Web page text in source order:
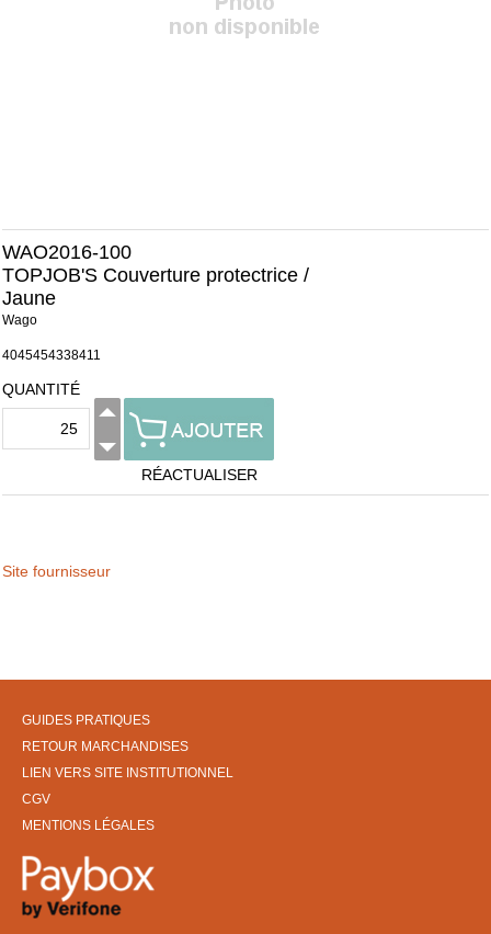
WAO2016-100
TOPJOB'S Couverture protectrice /
Jaune
Wago
4045454338411
QUANTITÉ
RÉACTUALISER
Site fournisseur
GUIDES PRATIQUES
RETOUR MARCHANDISES
LIEN VERS SITE INSTITUTIONNEL
CGV
MENTIONS LÉGALES